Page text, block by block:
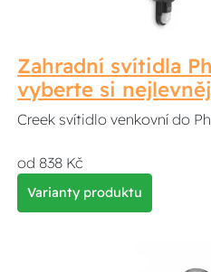
Zahradní svítidla
vyberte si
Creek svítidlo venkovní do
od 838 Kč
Varianty produktu